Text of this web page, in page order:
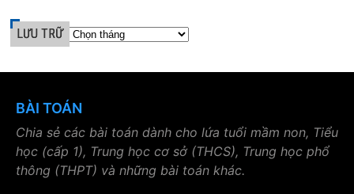
LƯU TRỮ
BÀI TOÁN
Chia sẻ các bài toán dành cho lứa tuổi mầm non, Tiểu
học (cấp 1), Trung học cơ sở (THCS), Trung học phổ
thông (THPT) và những bài toán khác.